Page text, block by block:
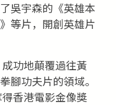
吳宇森的《英雄本
等片，開創英雄片
功地顛覆過往黃
腳功夫片的領域。
香港電影金像獎